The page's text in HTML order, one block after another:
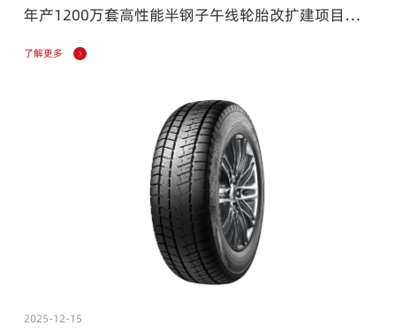
年产1200万套高性能半钢子午线轮胎改扩建项目环
了解更多
2025-12-15